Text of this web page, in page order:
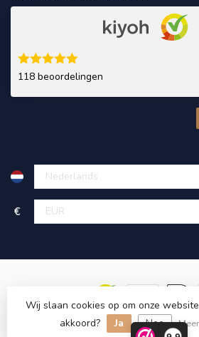
118 beoordelingen
€
© Copyright 2026 KING
Wij slaan cookies op om onze
akkoord?
Ja Nee